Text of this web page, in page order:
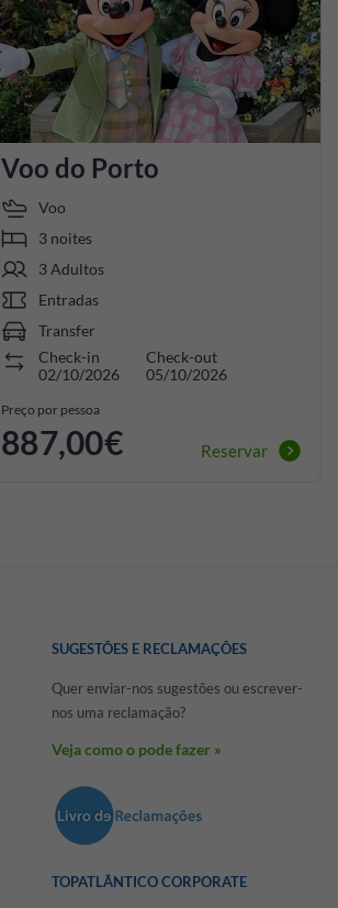
Voo do Porto
Voo
3 noites
3 Adultos
Entradas
Transfer
Check-in
02/10/2026
Check-out
05/10/2026
Preço por pessoa
887,00€ Reservar
SUGESTÕES E RECLAMAÇÕES
Quer enviar-nos sugestões ou escrever-
nos uma reclamação?
Veja como o pode fazer »
TOPATLÂNTICO CORPORATE